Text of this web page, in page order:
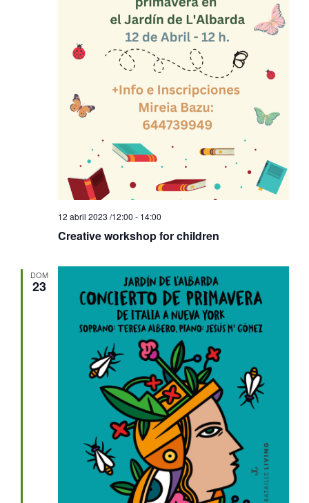
Creative workshop for children
12 abril 2023 /12:00 - 14:00
DOM
23